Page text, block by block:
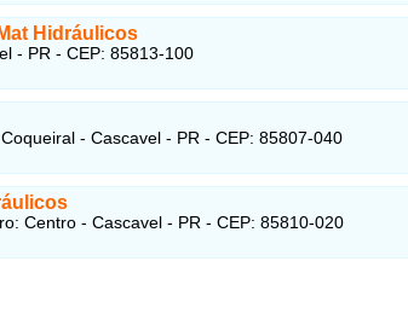
Hidráulicos
- PR - CEP: 85813-100
- Cascavel - PR - CEP: 85807-040
Centro - Cascavel - PR - CEP: 85810-020